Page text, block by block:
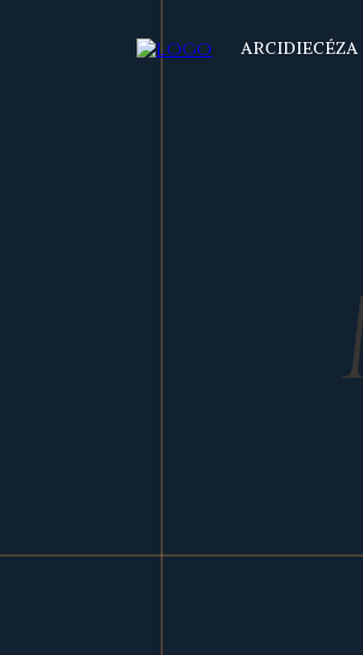
ARCIDIECÉZA